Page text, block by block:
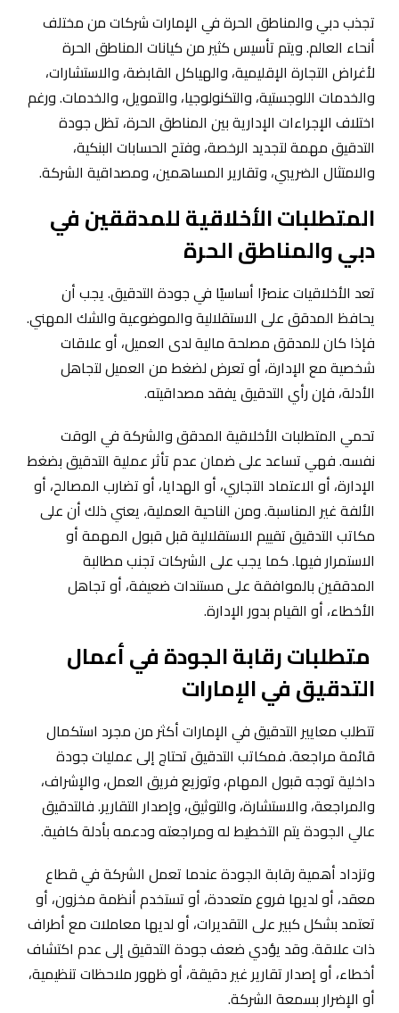
تجذب دبي والمناطق الحرة في الإمارات شركات من مختلف
أنحاء العالم. ويتم تأسيس كثير من كيانات المناطق الحرة
لأغراض التجارة الإقليمية، والهياكل القابضة، والاستشارات،
والخدمات اللوجستية، والتكنولوجيا، والتمويل، والخدمات. ورغم
اختلاف الإجراءات الإدارية بين المناطق الحرة، تظل جودة
التدقيق مهمة لتجديد الرخصة، وفتح الحسابات البنكية،
والامتثال الضريبي، وتقارير المساهمين، ومصداقية الشركة.
المتطلبات الأخلاقية للمدققين في
دبي والمناطق الحرة
تعد الأخلاقيات عنصرًا أساسيًا في جودة التدقيق. يجب أن
يحافظ المدقق على الاستقلالية والموضوعية والشك المهني.
فإذا كان للمدقق مصلحة مالية لدى العميل، أو علاقات
شخصية مع الإدارة، أو تعرض لضغط من العميل لتجاهل
الأدلة، فإن رأي التدقيق يفقد مصداقيته.
تحمي المتطلبات الأخلاقية المدقق والشركة في الوقت
نفسه. فهي تساعد على ضمان عدم تأثر عملية التدقيق بضغط
الإدارة، أو الاعتماد التجاري، أو الهدايا، أو تضارب المصالح، أو
الألفة غير المناسبة. ومن الناحية العملية، يعني ذلك أن على
مكاتب التدقيق تقييم الاستقلالية قبل قبول المهمة أو
الاستمرار فيها. كما يجب على الشركات تجنب مطالبة
المدققين بالموافقة على مستندات ضعيفة، أو تجاهل
الأخطاء، أو القيام بدور الإدارة.
متطلبات رقابة الجودة في أعمال
التدقيق في الإمارات
تتطلب معايير التدقيق في الإمارات أكثر من مجرد استكمال
قائمة مراجعة. فمكاتب التدقيق تحتاج إلى عمليات جودة
داخلية توجه قبول المهام، وتوزيع فريق العمل، والإشراف،
والمراجعة، والاستشارة، والتوثيق، وإصدار التقارير. فالتدقيق
عالي الجودة يتم التخطيط له ومراجعته ودعمه بأدلة كافية.
وتزداد أهمية رقابة الجودة عندما تعمل الشركة في قطاع
معقد، أو لديها فروع متعددة، أو تستخدم أنظمة مخزون، أو
تعتمد بشكل كبير على التقديرات، أو لديها معاملات مع أطراف
ذات علاقة. وقد يؤدي ضعف جودة التدقيق إلى عدم اكتشاف
أخطاء، أو إصدار تقارير غير دقيقة، أو ظهور ملاحظات تنظيمية،
أو الإضرار بسمعة الشركة.